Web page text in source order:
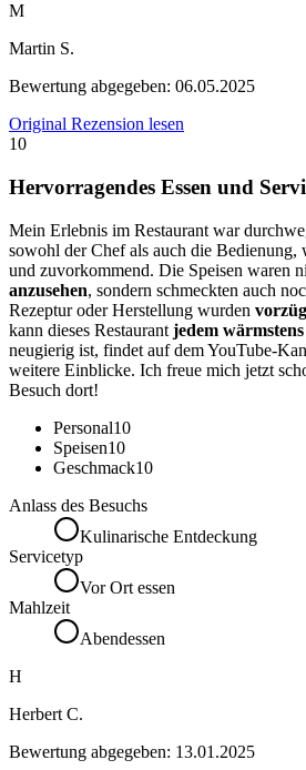
M
Martin S.
Bewertung abgegeben: 06.05.2025
Original Rezension lesen
10
Hervorragendes Essen und
Mein Erlebnis im Restaurant war
sowohl der Chef als auch die Bedienung,
und zuvorkommend. Die Speisen waren
anzusehen, sondern schmeckten auch
Rezeptur oder Herstellung wurden
kann dieses Restaurant jedem
neugierig ist, findet auf dem YouTube-
weitere Einblicke. Ich freue mich jetzt
Besuch dort!
Personal10
Speisen10
Geschmack10
Anlass des Besuchs
Kulinarische Entdeckung
Servicetyp
Vor Ort essen
Mahlzeit
Abendessen
H
Herbert C.
Bewertung abgegeben: 13.01.2025